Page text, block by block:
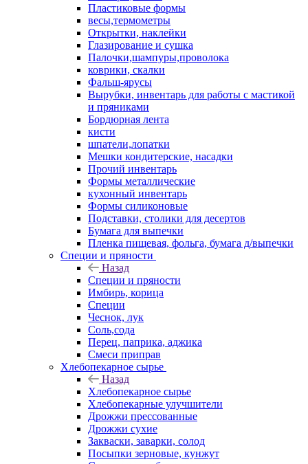
Пластиковые формы
весы,термометры
Открытки, наклейки
Глазирование и сушка
Палочки,шампуры,проволока
коврики, скалки
Фальш-ярусы
Вырубки, инвентарь для работы с мастикой
и пряниками
Бордюрная лента
кисти
шпатели,лопатки
Мешки кондитерские, насадки
Прочий инвентарь
Формы металлические
кухонный инвентарь
Формы силиконовые
Подставки, столики для десертов
Бумага для выпечки
Пленка пищевая, фольга, бумага д/выпечки
Специи и пряности
Назад
Специи и пряности
Имбирь, корица
Специи
Чеснок, лук
Соль,сода
Перец, паприка, аджика
Смеси приправ
Хлебопекарное сырье
Назад
Хлебопекарное сырье
Хлебопекарные улучшители
Дрожжи прессованные
Дрожжи сухие
Закваски, заварки, солод
Посыпки зерновые, кунжут